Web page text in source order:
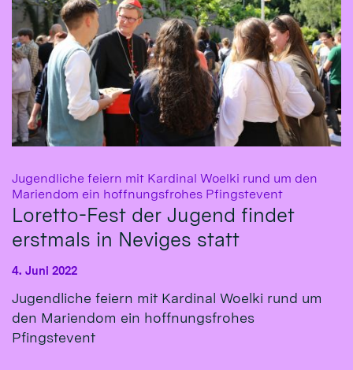
Jugendliche feiern mit Kardinal Woelki rund um den
Mariendom ein hoffnungsfrohes Pfingstevent:
Loretto-Fest der Jugend findet
erstmals in Neviges statt
4. Juni 2022
Jugendliche feiern mit Kardinal Woelki rund um
den Mariendom ein hoffnungsfrohes
Pfingstevent